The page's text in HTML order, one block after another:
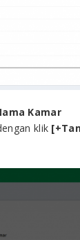
Kamar
klik